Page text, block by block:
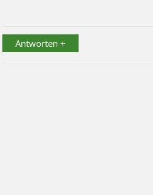
Antworten +